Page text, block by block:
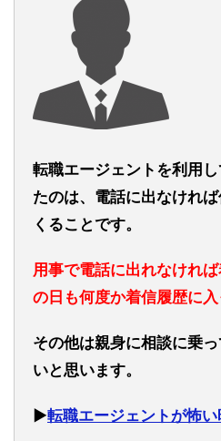
転職エージェントを利用
たのは、電話に出なけれ
くることです。
用事で電話に出れなけれ
の日も何度か着信履歴に入
その他は親身に相談に乗
いと思います。
▶︎転職エージェントが怖